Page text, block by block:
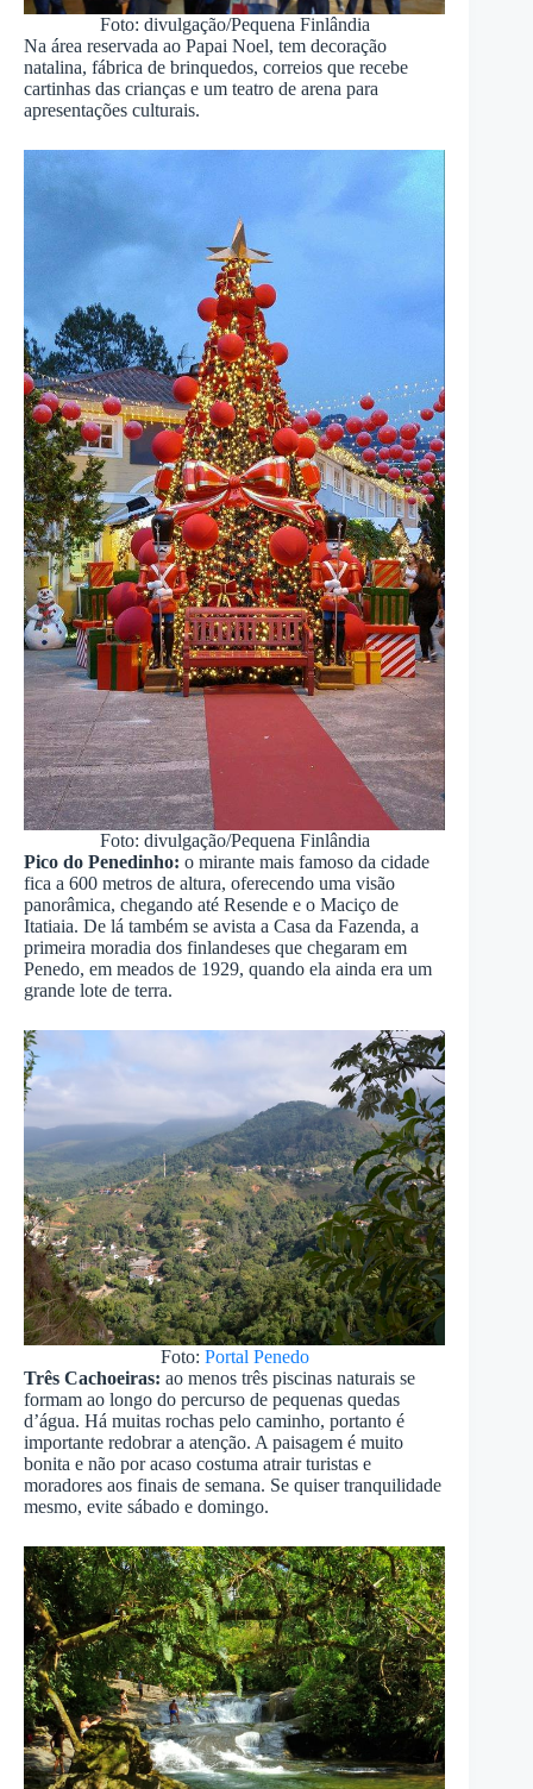
Foto: divulgação/Pequena Finlândia
Na área reservada ao Papai Noel, tem decoração
natalina, fábrica de brinquedos, correios que recebe
cartinhas das crianças e um teatro de arena para
apresentações culturais.
Foto: divulgação/Pequena Finlândia
Pico do Penedinho: o mirante mais famoso da cidade
fica a 600 metros de altura, oferecendo uma visão
panorâmica, chegando até Resende e o Maciço de
Itatiaia. De lá também se avista a Casa da Fazenda, a
primeira moradia dos finlandeses que chegaram em
Penedo, em meados de 1929, quando ela ainda era um
grande lote de terra.
Foto: Portal Penedo
Três Cachoeiras: ao menos três piscinas naturais se
formam ao longo do percurso de pequenas quedas
d’água. Há muitas rochas pelo caminho, portanto é
importante redobrar a atenção. A paisagem é muito
bonita e não por acaso costuma atrair turistas e
moradores aos finais de semana. Se quiser tranquilidade
mesmo, evite sábado e domingo.